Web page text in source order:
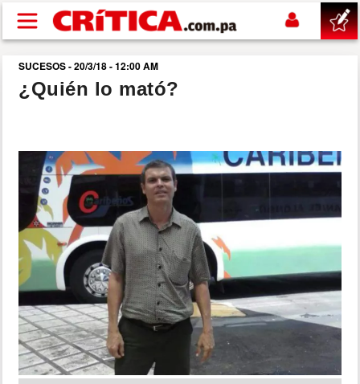
Pasar al contenido principal
buscar
NACIONAL
POLÍTICA
SHOW
MUNDO
SUCESOS - 20/3/18 - 12:00 AM
¿Quién lo mató?